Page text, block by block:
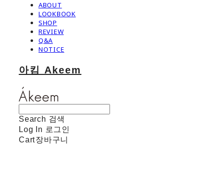
ABOUT
LOOKBOOK
SHOP
REVIEW
Q&A
NOTICE
아킴 Akeem
Search 검색
Log In 로그인
Cart장바구니